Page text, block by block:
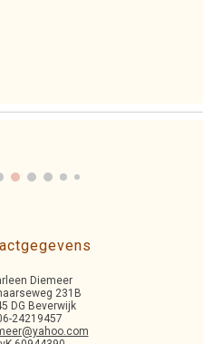
Diemeer
231B
DG Beverwijk
24219457